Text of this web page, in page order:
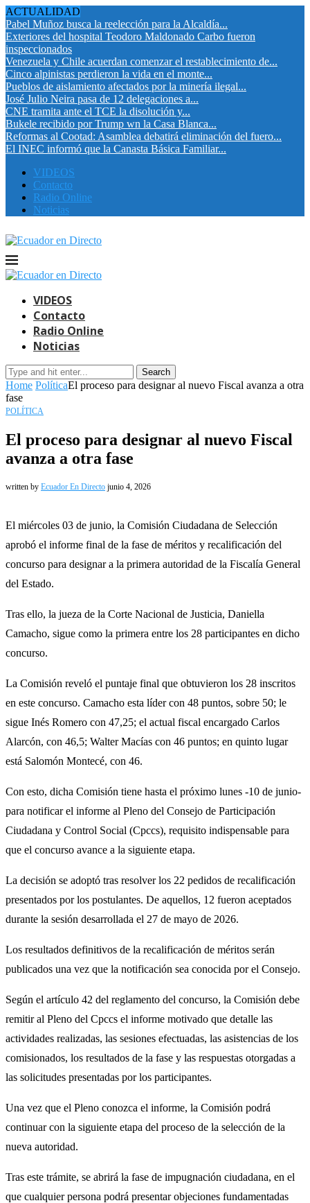
ACTUALIDAD
Pabel Muñoz busca la reelección para la Alcaldía...
Exteriores del hospital Teodoro Maldonado Carbo fueron
inspeccionados
Venezuela y Chile acuerdan comenzar el restablecimiento de...
Cinco alpinistas perdieron la vida en el monte...
Pueblos de aislamiento afectados por la minería ilegal...
José Julio Neira pasa de 12 delegaciones a...
CNE tramita ante el TCE la disolución y...
Bukele recibido por Trump wn la Casa Blanca...
Reformas al Cootad: Asamblea debatirá eliminación del fuero...
El INEC informó que la Canasta Básica Familiar...
VIDEOS
Contacto
Radio Online
Noticias
VIDEOS
Contacto
Radio Online
Noticias
Search
Home PolíticaEl proceso para designar al nuevo Fiscal avanza a otra
fase
POLÍTICA
El proceso para designar al nuevo Fiscal
avanza a otra fase
written by Ecuador En Directo junio 4, 2026
El miércoles 03 de junio, la Comisión Ciudadana de Selección
aprobó el informe final de la fase de méritos y recalificación del
concurso para designar a la primera autoridad de la Fiscalía General
del Estado.
Tras ello, la jueza de la Corte Nacional de Justicia, Daniella
Camacho, sigue como la primera entre los 28 participantes en dicho
concurso.
La Comisión reveló el puntaje final que obtuvieron los 28 inscritos
en este concurso. Camacho esta líder con 48 puntos, sobre 50; le
sigue Inés Romero con 47,25; el actual fiscal encargado Carlos
Alarcón, con 46,5; Walter Macías con 46 puntos; en quinto lugar
está Salomón Montecé, con 46.
Con esto, dicha Comisión tiene hasta el próximo lunes -10 de junio-
para notificar el informe al Pleno del Consejo de Participación
Ciudadana y Control Social (Cpccs), requisito indispensable para
que el concurso avance a la siguiente etapa.
La decisión se adoptó tras resolver los 22 pedidos de recalificación
presentados por los postulantes. De aquellos, 12 fueron aceptados
durante la sesión desarrollada el 27 de mayo de 2026.
Los resultados definitivos de la recalificación de méritos serán
publicados una vez que la notificación sea conocida por el Consejo.
Según el artículo 42 del reglamento del concurso, la Comisión debe
remitir al Pleno del Cpccs el informe motivado que detalle las
actividades realizadas, las sesiones efectuadas, las asistencias de los
comisionados, los resultados de la fase y las respuestas otorgadas a
las solicitudes presentadas por los participantes.
Una vez que el Pleno conozca el informe, la Comisión podrá
continuar con la siguiente etapa del proceso de la selección de la
nueva autoridad.
Tras este trámite, se abrirá la fase de impugnación ciudadana, en el
que cualquier persona podrá presentar objeciones fundamentadas